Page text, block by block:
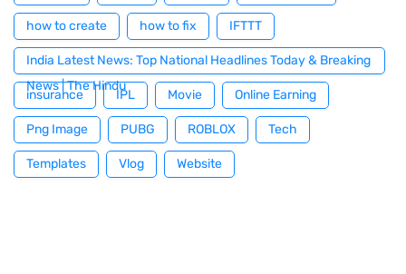
how to create how to fix IFTTT
India Latest News: Top National Headlines Today & Breaking
News | The Hindu
insurance IPL Movie Online Earning
Png Image PUBG ROBLOX Tech
Templates Vlog Website